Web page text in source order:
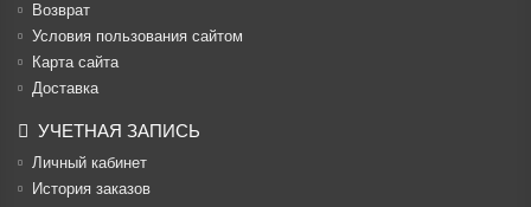
Возврат
Условия пользования сайтом
Карта сайта
Доставка
УЧЕТНАЯ ЗАПИСЬ
Личный кабинет
История заказов